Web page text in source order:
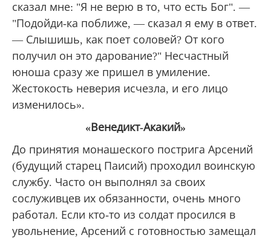
сказал мне: "Я не верю в то, что есть Бог". —
"Подойди-ка поближе, — сказал я ему в ответ.
— Слышишь, как поет соловей? От кого
получил он это дарование?" Несчастный
юноша сразу же пришел в умиление.
Жестокость неверия исчезла, и его лицо
изменилось».
«Венедикт-Акакий»
До принятия монашеского пострига Арсений
(будущий старец Паисий) проходил воинскую
службу. Часто он выполнял за своих
сослуживцев их обязанности, очень много
работал. Если кто-то из солдат просился в
увольнение, Арсений с готовностью замещал